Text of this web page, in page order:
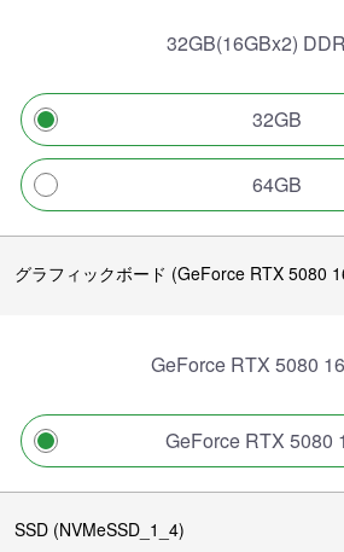
32GB(16GBx2)
32GB
64GB
グラフィックボード (GeForce RTX 5080
GeForce RTX 5080
GeForce RTX 5080
SSD (NVMeSSD_1_4)